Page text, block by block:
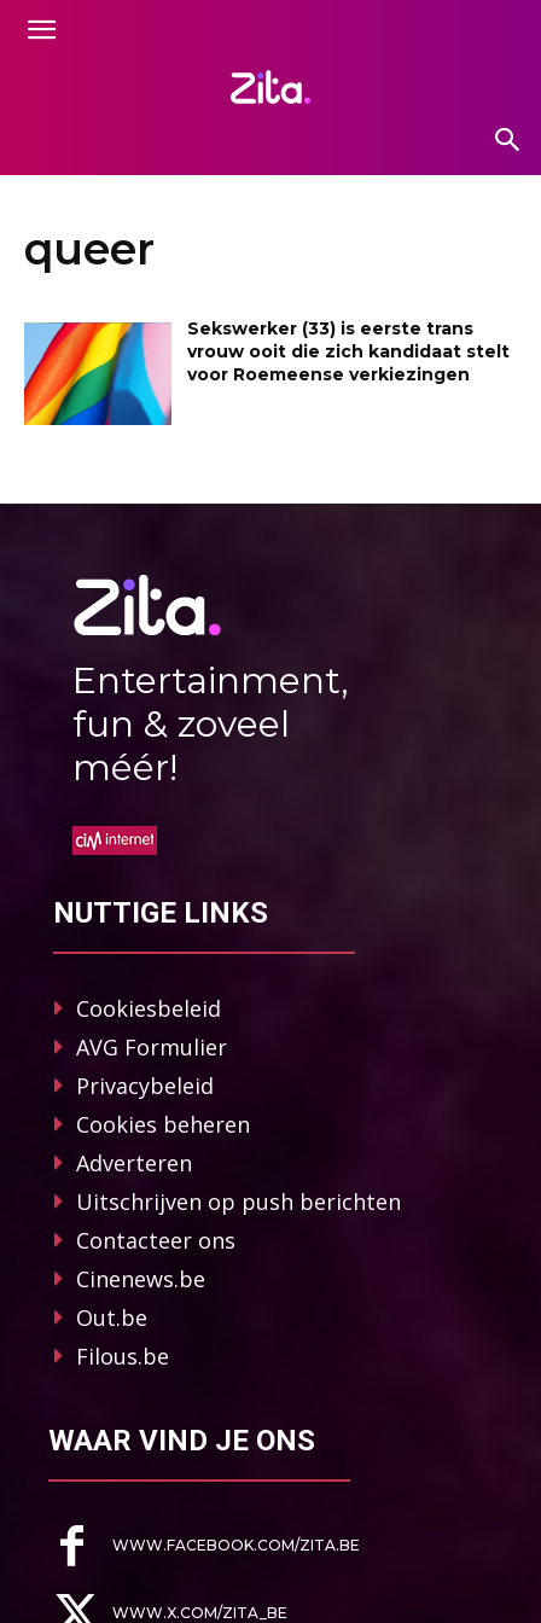
queer
Sekswerker (33) is eerste trans
vrouw ooit die zich kandidaat stelt
voor Roemeense verkiezingen
Entertainment,
fun & zoveel
méér!
NUTTIGE LINKS
Cookiesbeleid
AVG Formulier
Privacybeleid
Cookies beheren
Adverteren
Uitschrijven op push berichten
Contacteer ons
Cinenews.be
Out.be
Filous.be
WAAR VIND JE ONS
WWW.FACEBOOK.COM/ZITA.BE
WWW.X.COM/ZITA_BE